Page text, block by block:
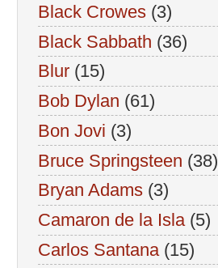
Black Crowes (3)
Black Sabbath (36)
Blur (15)
Bob Dylan (61)
Bon Jovi (3)
Bruce Springsteen (38)
Bryan Adams (3)
Camaron de la Isla (5)
Carlos Santana (15)